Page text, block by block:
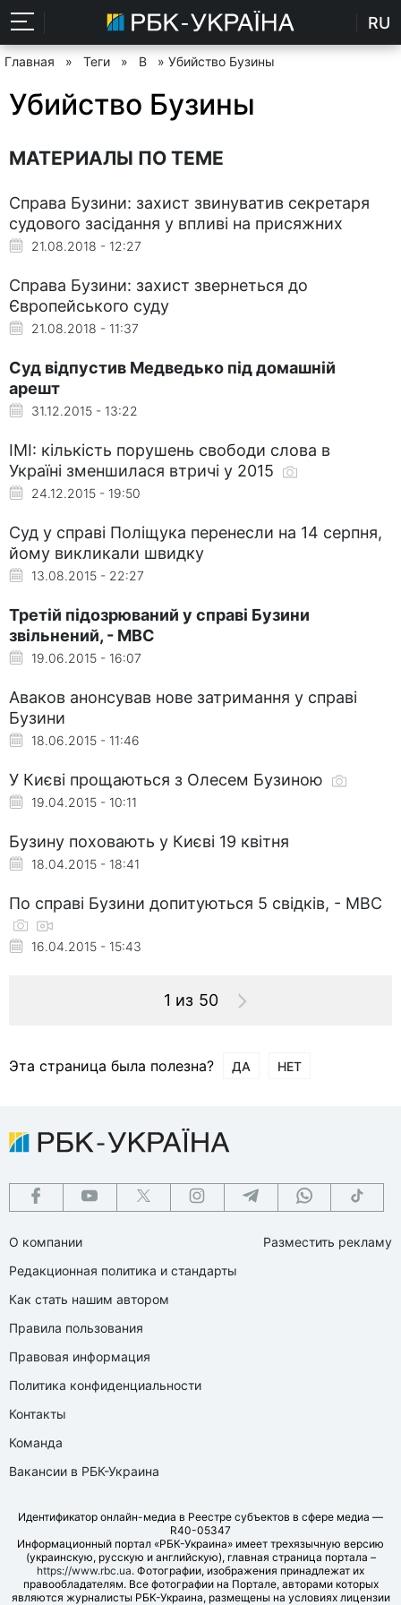
RU
Главная » Теги » В » Убийство Бузины
Убийство Бузины
МАТЕРИАЛЫ ПО ТЕМЕ
Справа Бузини: захист звинуватив секретаря
судового засідання у впливі на присяжних
21.08.2018 - 12:27
Справа Бузини: захист звернеться до
Європейського суду
21.08.2018 - 11:37
Суд відпустив Медведько під домашній
арешт
31.12.2015 - 13:22
ІМІ: кількість порушень свободи слова в
Україні зменшилася втричі у 2015
24.12.2015 - 19:50
Суд у справі Поліщука перенесли на 14 серпня,
йому викликали швидку
13.08.2015 - 22:27
Третій підозрюваний у справі Бузини
звільнений, - МВС
19.06.2015 - 16:07
Аваков анонсував нове затримання у справі
Бузини
18.06.2015 - 11:46
У Києві прощаються з Олесем Бузиною
19.04.2015 - 10:11
Бузину поховають у Києві 19 квітня
18.04.2015 - 18:41
По справі Бузини допитуються 5 свідків, - МВС
16.04.2015 - 15:43
1 из 50
Эта страница была полезна? ДА НЕТ
О компании
Редакционная политика и стандарты
Как стать нашим автором
Правила пользования
Правовая информация
Политика конфиденциальности
Контакты
Команда
Вакансии в РБК-Украина
Разместить рекламу
Идентификатор онлайн-медиа в Реестре субъектов в сфере медиа —
R40-05347
Информационный портал «РБК-Украина» имеет трехязычную версию
(украинскую, русскую и английскую), главная страница портала –
https://www.rbc.ua. Фотографии, изображения принадлежат их
правообладателям. Все фотографии на Портале, авторами которых
являются журналисты РБК-Украина, размещены на условиях лицензии